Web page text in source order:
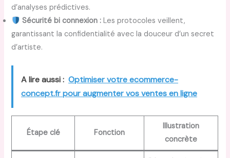
d’analyses prédictives.
Sécurité bi connexion : Les protocoles veillent,
garantissant la confidentialité avec la douceur d’un secret
d’artiste.
A lire aussi : Optimiser votre ecommerce-
concept.fr pour augmenter vos ventes en ligne
Étape clé Fonction
Illustration
concrète